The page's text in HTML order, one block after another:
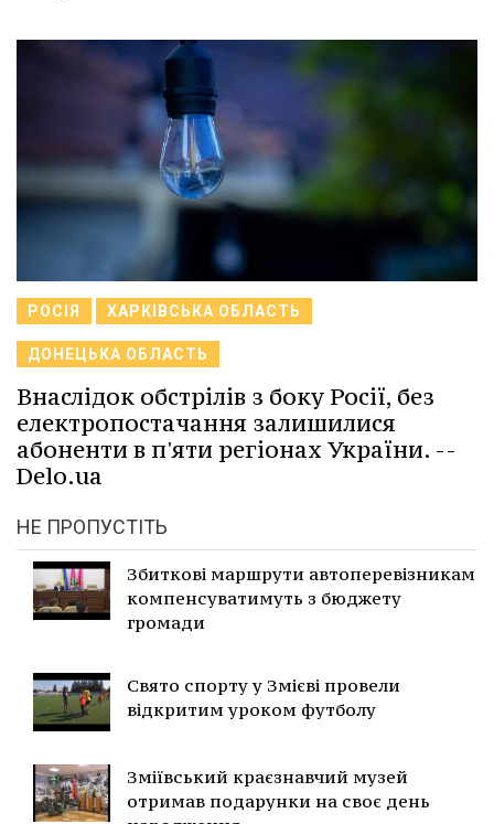
РОСІЯ ХАРКІВСЬКА ОБЛАСТЬ
ДОНЕЦЬКА ОБЛАСТЬ
Внаслідок обстрілів з боку Росії, без
електропостачання залишилися
абоненти в п'яти регіонах України. --
Delo.ua
НЕ ПРОПУСТІТЬ
Збиткові маршрути автоперевізникам
компенсуватимуть з бюджету
громади
Свято спорту у Змієві провели
відкритим уроком футболу
Зміївський краєзнавчий музей
отримав подарунки на своє день